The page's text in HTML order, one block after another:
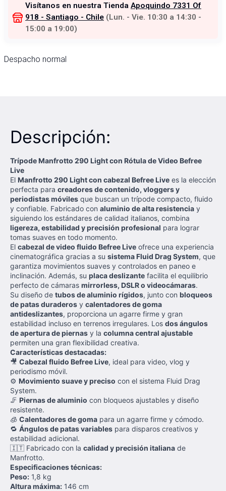
Visítanos en nuestra Tienda Apoquindo 7331 Of
918 - Santiago - Chile (Lun. - Vie. 10:30 a 14:30 -
15:00 a 19:00)
Despacho normal
Descripción:
Trípode Manfrotto 290 Light con Rótula de Video Befree
Live
El Manfrotto 290 Light con cabezal Befree Live es la elección
perfecta para creadores de contenido, vloggers y
periodistas móviles que buscan un trípode compacto, fluido
y confiable. Fabricado con aluminio de alta resistencia y
siguiendo los estándares de calidad italianos, combina
ligereza, estabilidad y precisión profesional para lograr
tomas suaves en todo momento.
El cabezal de video fluido Befree Live ofrece una experiencia
cinematográfica gracias a su sistema Fluid Drag System, que
garantiza movimientos suaves y controlados en paneo e
inclinación. Además, su placa deslizante facilita el equilibrio
perfecto de cámaras mirrorless, DSLR o videocámaras.
Su diseño de tubos de aluminio rígidos, junto con bloqueos
de patas duraderos y calentadores de goma
antideslizantes, proporciona un agarre firme y gran
estabilidad incluso en terrenos irregulares. Los dos ángulos
de apertura de piernas y la columna central ajustable
permiten una gran flexibilidad creativa.
Características destacadas:
🎥 Cabezal fluido Befree Live, ideal para video, vlog y
periodismo móvil.
⚙️ Movimiento suave y preciso con el sistema Fluid Drag
System.
🦵 Piernas de aluminio con bloqueos ajustables y diseño
resistente.
🧊 Calentadores de goma para un agarre firme y cómodo.
🔁 Ángulos de patas variables para disparos creativos y
estabilidad adicional.
🇮🇹 Fabricado con la calidad y precisión italiana de
Manfrotto.
Especificaciones técnicas:
Peso: 1,8 kg
Altura máxima: 146 cm